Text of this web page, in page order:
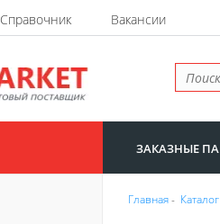
Справочник Вакансии
ЗАКАЗНЫЕ
Главная- Каталог